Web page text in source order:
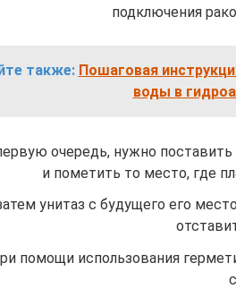
подключения
также: Пошаговая
воды в
очередь, нужно
и пометить то место, где
унитаз с будущего его
помощи использования